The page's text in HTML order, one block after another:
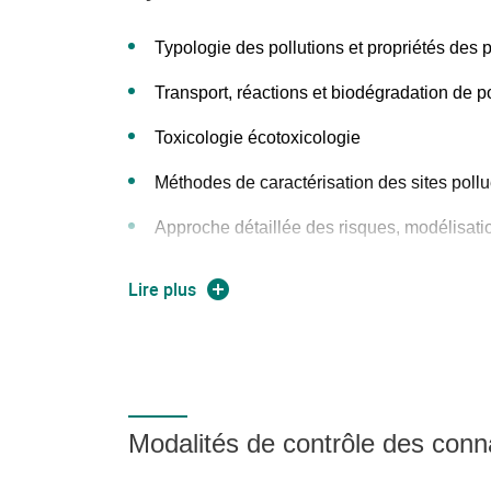
Déterminer les risques inhérents à un site
les écosystèmes;
Appliquer une technique de réhabilitation
Typologie des pollutions et propriétés des
Transport, réactions et biodégradation de
Toxicologie écotoxicologie
Méthodes de caractérisation des sites
Approche détaillée des risques,
Lire plus
Modalités de contrôle des